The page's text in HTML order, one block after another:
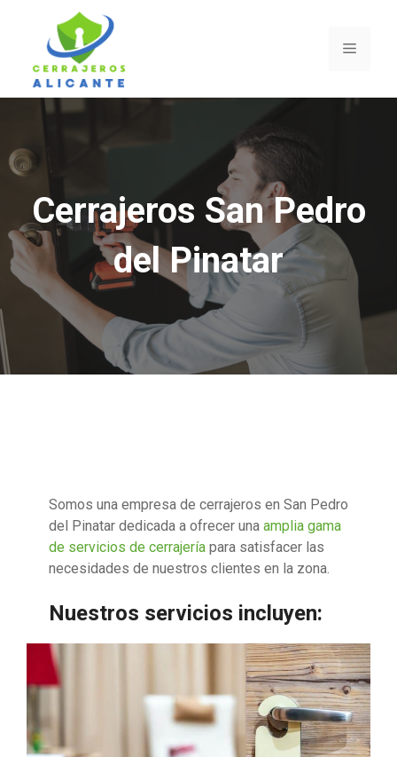
contenido
Menú
Cerrajeros San Pedro
del Pinatar
Somos una empresa de cerrajeros en San Pedro
del Pinatar dedicada a ofrecer una amplia gama
de servicios de cerrajería para satisfacer las
necesidades de nuestros clientes en la zona.
Nuestros servicios incluyen: